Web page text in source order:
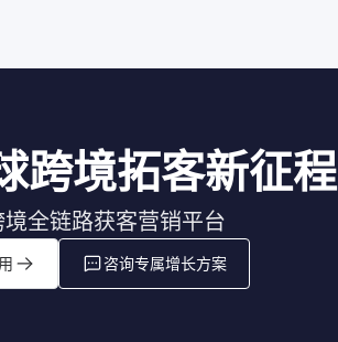
跨境拓客新征程
全链路获客营销平台
咨询专属增长方案